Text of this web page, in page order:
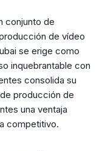
conjunto de
de vídeo
se erige como
inquebrantable con
consolida su
producción de
una ventaja
competitivo.